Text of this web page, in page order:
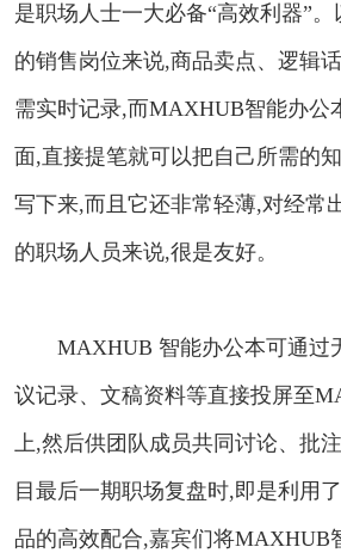
是职场人士一大必备“高效利器”。
的销售岗位来说,商品卖点、逻辑
需实时记录,而MAXHUB智能办公
面,直接提笔就可以把自己所需的
写下来,而且它还非常轻薄,对经常
的职场人员来说,很是友好。
MAXHUB 智能办公本可通过
议记录、文稿资料等直接投屏至
上,然后供团队成员共同讨论、批
目最后一期职场复盘时,即是利用
品的高效配合,嘉宾们将MAXHUB